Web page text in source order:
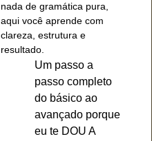
nada de gramática pura,
aqui você aprende com
clareza, estrutura e
resultado.
Um passo a
passo completo
do básico ao
avançado porque
eu te DOU A